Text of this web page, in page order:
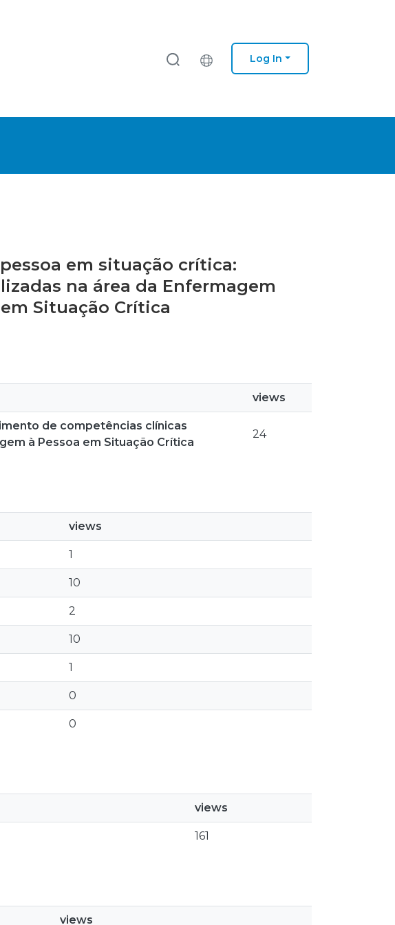
Log In
em situação crítica:
na área da Enfermagem
Situação Crítica
views
de competências clínicas
à Pessoa em Situação Crítica
24
views
1
10
2
10
1
0
0
views
161
views